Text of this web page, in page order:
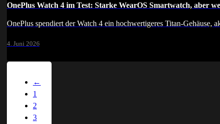
OnePlus Watch 4 im Test: Starke WearOS Smartwatch, aber
OnePlus spendiert der Watch 4 ein hochwertigeres Titan-
4. Juni 2026
←
1
2
3